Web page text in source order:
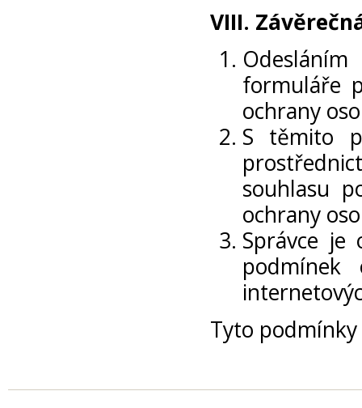
VIII.
formuláře
ochrany
S těmito
souhlasu
ochrany
Správce
podmínek
Tyto